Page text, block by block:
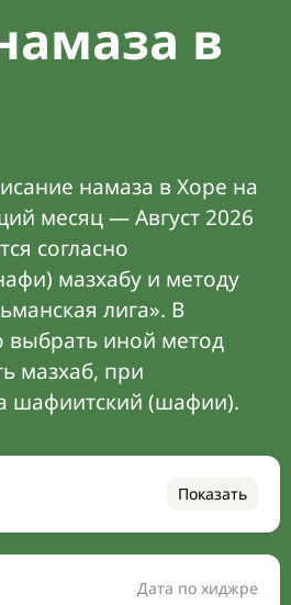
в
намаза в Хоре на
месяц — Август 2026
согласно
мазхабу и методу
лига». В
иной метод
мазхаб, при
шафиитский (шафии).
Показать
Дата по хиджре